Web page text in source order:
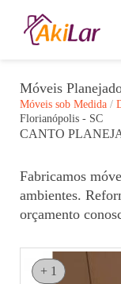
Móveis
Móveis sob Medida /
Florianópolis - SC
CANTO
Fabricamos
ambientes.
orçamento
+ 1